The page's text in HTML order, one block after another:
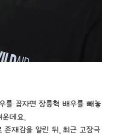
를 꼽자면 장릉혁 배우를 빼놓
데요.
존재감을 알린 뒤, 최근 고장극